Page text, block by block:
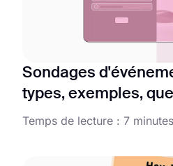
Sondages
types, exemples,
Temps de lecture : 7 minutes